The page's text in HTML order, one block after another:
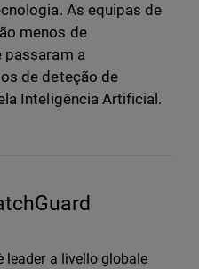
As equipas de
menos de
passaram a
de deteção de
Inteligência Artificial.
leader a livello globale